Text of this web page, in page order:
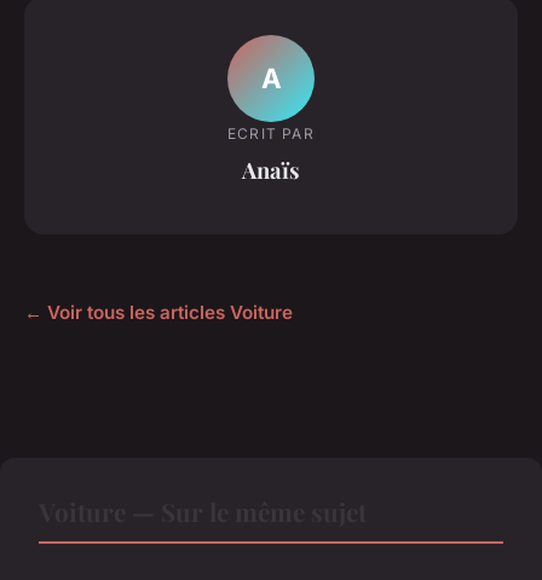
A
ECRIT PAR
Anaïs
← Voir tous les articles Voiture